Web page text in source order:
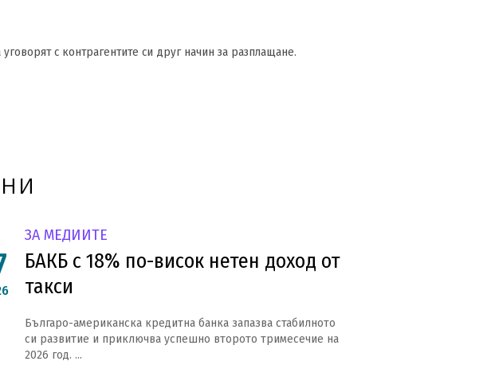
с контрагентите си друг начин за разплащане.
ЗА МЕДИИТЕ
БАКБ с 18% по-висок нетен доход от
такси
Българо-американска кредитна банка запазва стабилното
си развитие и приключва успешно второто тримесечие на
2026 год. ...